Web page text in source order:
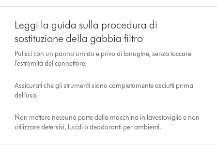
Leggi la guida sulla procedura di
sostituzione della gabbia filtro
Pulisci con un panno umido e privo di lanugine, senza toccare
l'estremità del connettore.
Assicurati che gli strumenti siano completamente asciutti prima
dell'uso.
Non mettere nessuna parte della macchina in lavastoviglie e non
utilizzare detersivi, lucidi o deodoranti per ambienti.